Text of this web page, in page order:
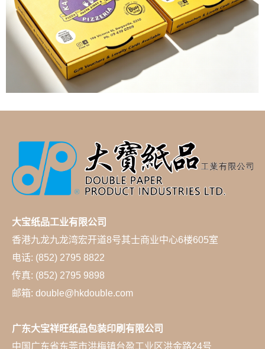
大宝纸品工业有限公司
香港九龙九龙湾宏开道8号其士商业中心6楼605室
电话: (852) 2795 8822
传真: (852) 2795 9898
邮箱: double@hkdouble.com
广东大宝祥旺纸品包装印刷有限公司
中国广东省东莞市洪梅镇台盈工业区洪金路24号